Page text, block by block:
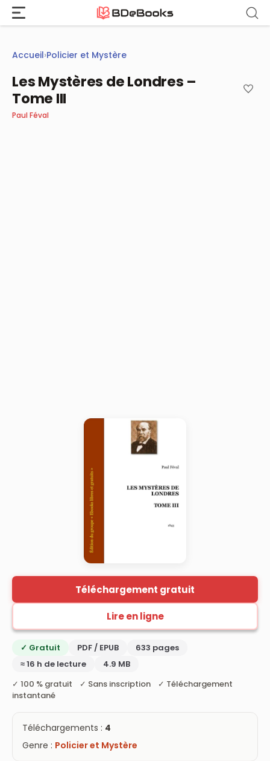
Aller
contenu
Accueil›Policier et Mystère
Les Mystères de Londres –
Tome III
Paul Féval
Téléchargement gratuit
Lire en ligne
✓ Gratuit PDF / EPUB
633 pages
≈ 16 h de lecture
4.9 MB
✓ 100 % gratuit ✓ Sans inscription ✓ Téléchargement
instantané
Téléchargements : 4
Genre : Policier et Mystère